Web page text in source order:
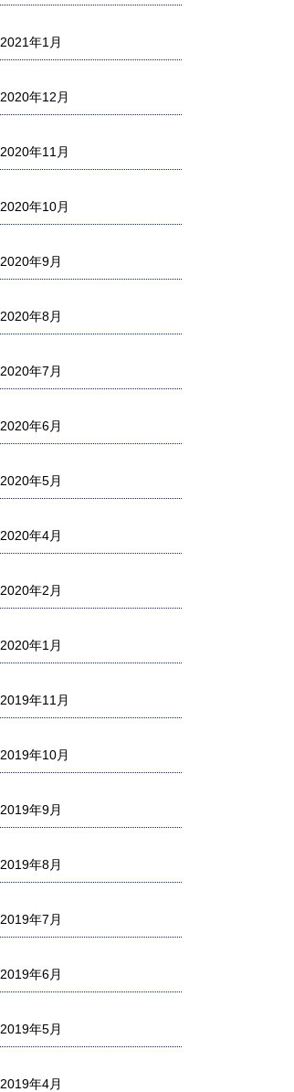
2021年1月
2020年12月
2020年11月
2020年10月
2020年9月
2020年8月
2020年7月
2020年6月
2020年5月
2020年4月
2020年2月
2020年1月
2019年11月
2019年10月
2019年9月
2019年8月
2019年7月
2019年6月
2019年5月
2019年4月